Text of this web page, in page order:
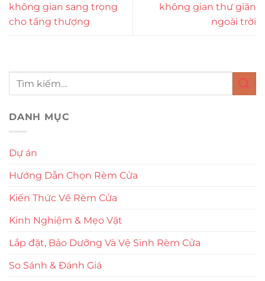
không gian sang trọng
cho tầng thượng
không gian thư giãn
ngoài trời
DANH MỤC
Dự án
Hướng Dẫn Chọn Rèm Cửa
Kiến Thức Về Rèm Cửa
Kinh Nghiệm & Mẹo Vặt
Lắp đặt, Bảo Dưỡng Và Vệ Sinh Rèm Cửa
So Sánh & Đánh Giá